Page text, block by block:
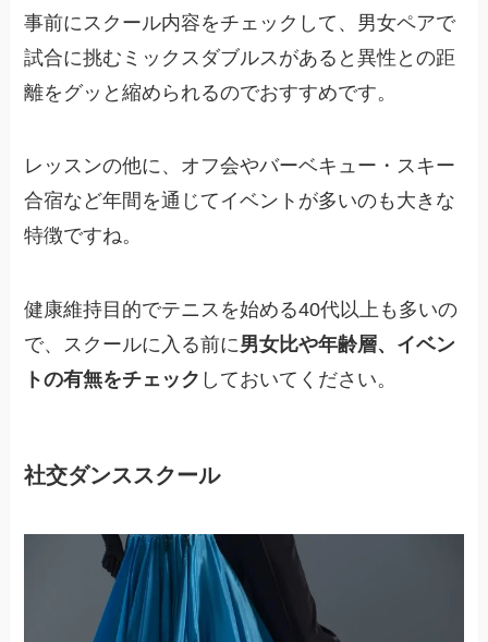
事前にスクール内容をチェックして、男女ペアで
試合に挑むミックスダブルスがあると異性との距
離をグッと縮められるのでおすすめです。
レッスンの他に、オフ会やバーベキュー・スキー
合宿など年間を通じてイベントが多いのも大きな
特徴ですね。
健康維持目的でテニスを始める40代以上も多いの
で、スクールに入る前に男女比や年齢層、イベン
トの有無をチェック しておいてください。
社交ダンススクール